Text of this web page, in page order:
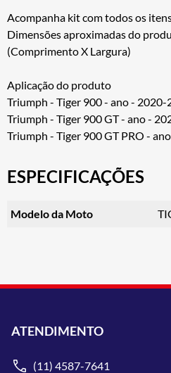
Acompanha kit com todos os
Dimensões aproximadas do
(Comprimento X Largura)
Aplicação do produto
Triumph - Tiger 900 - ano - 2020-
Triumph - Tiger 900 GT - ano -
Triumph - Tiger 900 GT PRO -
ESPECIFICAÇÕES
Modelo da Moto
ATENDIMENTO
(11) 4587-7641